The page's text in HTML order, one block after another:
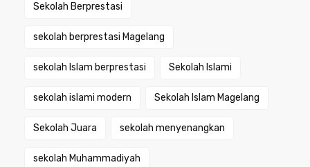
Sekolah Berprestasi
sekolah berprestasi Magelang
sekolah Islam berprestasi Sekolah Islami
sekolah islami modern Sekolah Islam Magelang
Sekolah Juara sekolah menyenangkan
sekolah Muhammadiyah